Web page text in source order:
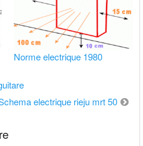
Norme electrique 1980
electrique rieju mrt 50